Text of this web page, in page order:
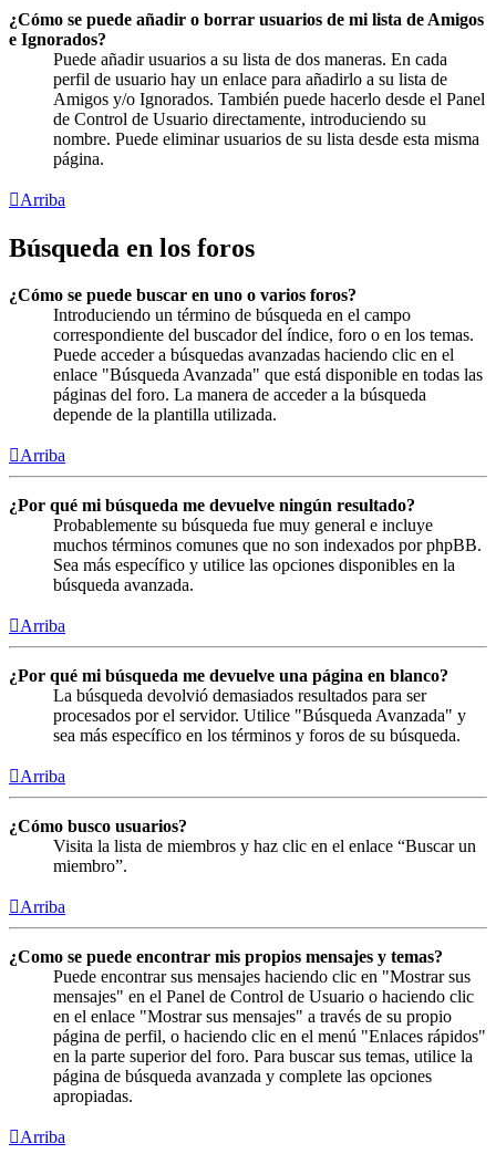
¿Cómo se puede añadir o borrar usuarios de mi lista de Amigos
e Ignorados?
Puede añadir usuarios a su lista de dos maneras. En cada
perfil de usuario hay un enlace para añadirlo a su lista de
Amigos y/o Ignorados. También puede hacerlo desde el Panel
de Control de Usuario directamente, introduciendo su
nombre. Puede eliminar usuarios de su lista desde esta misma
página.
Arriba
Búsqueda en los foros
¿Cómo se puede buscar en uno o varios foros?
Introduciendo un término de búsqueda en el campo
correspondiente del buscador del índice, foro o en los temas.
Puede acceder a búsquedas avanzadas haciendo clic en el
enlace "Búsqueda Avanzada" que está disponible en todas las
páginas del foro. La manera de acceder a la búsqueda
depende de la plantilla utilizada.
Arriba
¿Por qué mi búsqueda me devuelve ningún resultado?
Probablemente su búsqueda fue muy general e incluye
muchos términos comunes que no son indexados por phpBB.
Sea más específico y utilice las opciones disponibles en la
búsqueda avanzada.
Arriba
¿Por qué mi búsqueda me devuelve una página en blanco?
La búsqueda devolvió demasiados resultados para ser
procesados por el servidor. Utilice "Búsqueda Avanzada" y
sea más específico en los términos y foros de su búsqueda.
Arriba
¿Cómo busco usuarios?
Visita la lista de miembros y haz clic en el enlace “Buscar un
miembro”.
Arriba
¿Como se puede encontrar mis propios mensajes y temas?
Puede encontrar sus mensajes haciendo clic en "Mostrar sus
mensajes" en el Panel de Control de Usuario o haciendo clic
en el enlace "Mostrar sus mensajes" a través de su propio
página de perfil, o haciendo clic en el menú "Enlaces rápidos"
en la parte superior del foro. Para buscar sus temas, utilice la
página de búsqueda avanzada y complete las opciones
apropiadas.
Arriba